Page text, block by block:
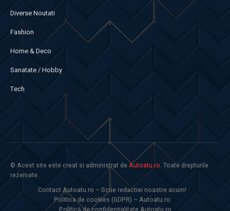
Diverse Noutati
Fashion
Home & Deco
Sanatate / Hobby
Tech
© Acest site este creat si administrat deAutoatu.ro. Toate drepturile
rezervate.
Contact Autoatu.ro – Scrie redactiei noastre acum!
Politica de cookies (GDPR) – Autoatu.ro